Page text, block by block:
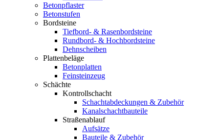
Betonpflaster
Betonstufen
Bordsteine
Tiefbord- & Rasenbordsteine
Rundbord- & Hochbordsteine
Dehnscheiben
Plattenbeläge
Betonplatten
Feinsteinzeug
Schächte
Kontrollschacht
Schachtabdeckungen & Zubehör
Kanalschachtbauteile
Straßenablauf
Aufsätze
Bauteile & Zubehör